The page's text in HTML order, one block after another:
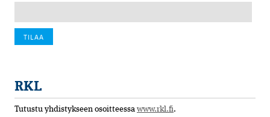
RKL
Tutustu yhdistykseen osoitteessa www.rkl.fi.